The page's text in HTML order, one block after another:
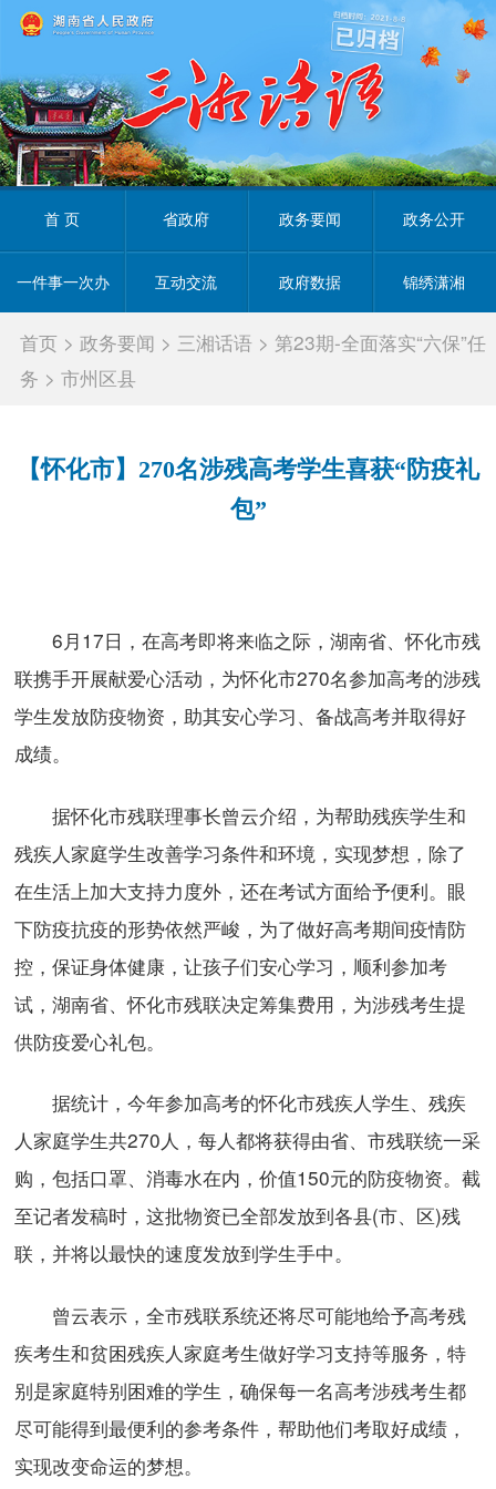
首 页 省政府 政务要闻 政务公开
一件事一次办 互动交流 政府数据 锦绣潇湘
首页 >政务要闻 > 三湘话语 > 第23期-全面落实“六保”任
务 >市州区县
【怀化市】270名涉残高考学生喜获“防疫礼
包”
6月17日，在高考即将来临之际，湖南省、怀化市残
联携手开展献爱心活动，为怀化市270名参加高考的涉残
学生发放防疫物资，助其安心学习、备战高考并取得好
成绩。
据怀化市残联理事长曾云介绍，为帮助残疾学生和
残疾人家庭学生改善学习条件和环境，实现梦想，除了
在生活上加大支持力度外，还在考试方面给予便利。眼
下防疫抗疫的形势依然严峻，为了做好高考期间疫情防
控，保证身体健康，让孩子们安心学习，顺利参加考
试，湖南省、怀化市残联决定筹集费用，为涉残考生提
供防疫爱心礼包。
据统计，今年参加高考的怀化市残疾人学生、残疾
人家庭学生共270人，每人都将获得由省、市残联统一采
购，包括口罩、消毒水在内，价值150元的防疫物资。截
至记者发稿时，这批物资已全部发放到各县(市、区)残
联，并将以最快的速度发放到学生手中。
曾云表示，全市残联系统还将尽可能地给予高考残
疾考生和贫困残疾人家庭考生做好学习支持等服务，特
别是家庭特别困难的学生，确保每一名高考涉残考生都
尽可能得到最便利的参考条件，帮助他们考取好成绩，
实现改变命运的梦想。